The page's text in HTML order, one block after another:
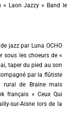
« Laon Jazzy » Band le
jazz par Luna OCHO
sous les choeurs de «
taper du pied au son
par la flûtiste
rural de Braine mais
français « Ceux Qui
sur-Aisne lors de la